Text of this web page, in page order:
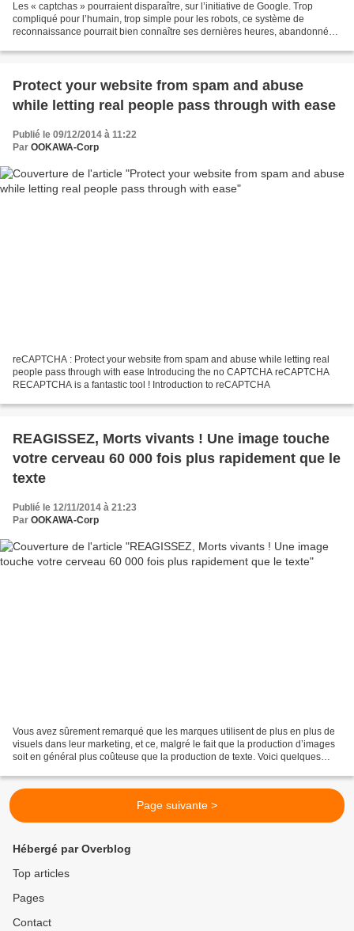
Les « captchas » pourraient disparaître, sur l’initiative de Google. Trop
compliqué pour l’humain, trop simple pour les robots, ce système de
reconnaissance pourrait bien connaître ses dernières heures, abandonné
Protect your website from spam and abuse
while letting real people pass through with ease
Publié le 09/12/2014 à 11:22
Par OOKAWA-Corp
reCAPTCHA : Protect your website from spam and abuse while letting real
people pass through with ease Introducing the no CAPTCHA reCAPTCHA
RECAPTCHA is a fantastic tool ! Introduction to reCAPTCHA
REAGISSEZ, Morts vivants ! Une image touche
votre cerveau 60 000 fois plus rapidement que le
texte
Publié le 12/11/2014 à 21:23
Par OOKAWA-Corp
Vous avez sûrement remarqué que les marques utilisent de plus en plus de
visuels dans leur marketing, et ce, malgré le fait que la production d’images
soit en général plus coûteuse que la production de texte. Voici quelques
Page suivante >
Hébergé par Overblog
Top articles
Pages
Contact